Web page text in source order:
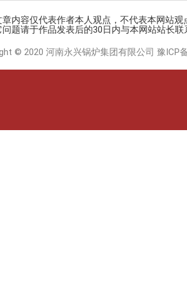
内容仅代表作者本人观点，不代表本网站
题请于作品发表后的30日内与本网站站长联
© 2020 河南永兴锅炉集团有限公司 豫ICP